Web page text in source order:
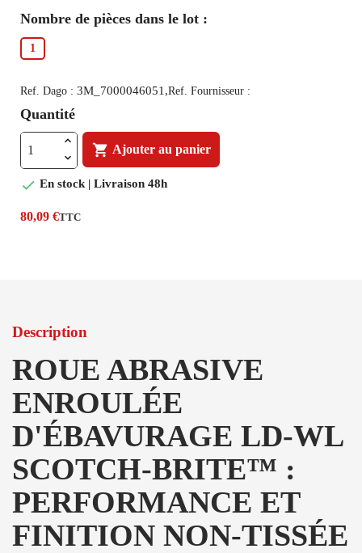
Nombre de pièces dans le lot :
1
Ref. Dago : 3M_7000046051,Ref. Fournisseur :
Quantité
 Ajouter au panier
 En stock | Livraison 48h
80,09 €TTC
Description
ROUE ABRASIVE
ENROULÉE
D'ÉBAVURAGE LD-WL
SCOTCH-BRITE™ :
PERFORMANCE ET
FINITION NON-TISSÉE